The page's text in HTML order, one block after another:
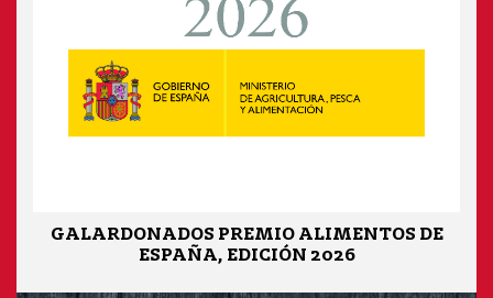
GALARDONADOS PREMIO ALIMENTOS DE
ESPAÑA, EDICIÓN 2026